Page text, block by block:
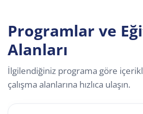
Programlar ve
Alanları
İlgilendiğiniz programa göre
çalışma alanlarına hızlıca ulaşın.